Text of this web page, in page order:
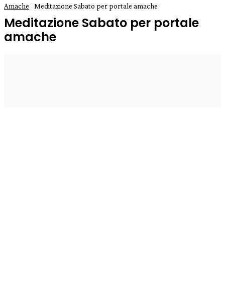
Amache Meditazione Sabato per portale amache
Meditazione Sabato per portale
amache